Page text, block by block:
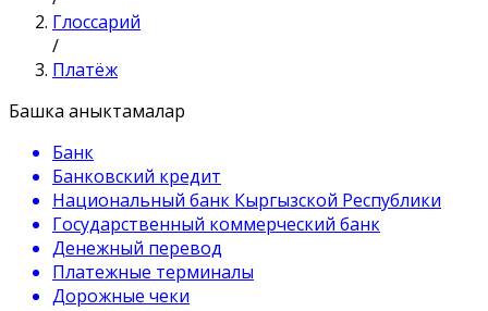
Глоссарий
/
Платёж
Башка аныктамалар
Банк
Банковский кредит
Национальный банк Кыргызской Республики
Государственный коммерческий банк
Денежный перевод
Платежные терминалы
Дорожные чеки